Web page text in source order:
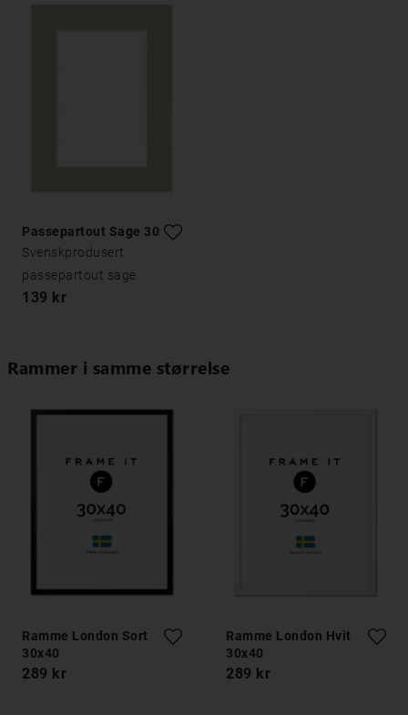
Passepartout Sage 30x40
Svenskprodusert
passepartout sage
139 kr
Rammer i samme størrelse
Ramme London Sort
30x40
289 kr
Ramme London Hvit
30x40
289 kr